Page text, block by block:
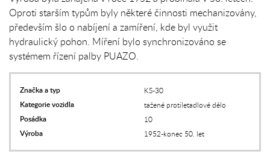
Značka a typ KS-30
Kategorie vozidla tažené protiletadlové dělo
Posádka 10
Výroba 1952-konec 50. let
Oproti starším typům byly některé činnosti mechanizovány,
především šlo o nabíjení a zamíření, kde byl využit
hydraulický pohon. Míření bylo synchronizováno se
systémem řízení palby PUAZO.